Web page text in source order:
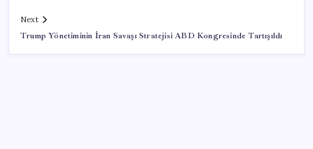
Next
Trump Yönetiminin İran Savaşı Stratejisi ABD Kongresinde Tartışıldı